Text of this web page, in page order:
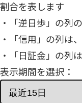
割合を表します
・「逆日歩」の列
・「信用」の列は
・「日証金」の列
表示期間を選択：